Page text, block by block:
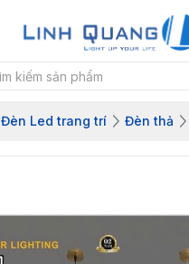
Đèn Led trang trí Đèn thả